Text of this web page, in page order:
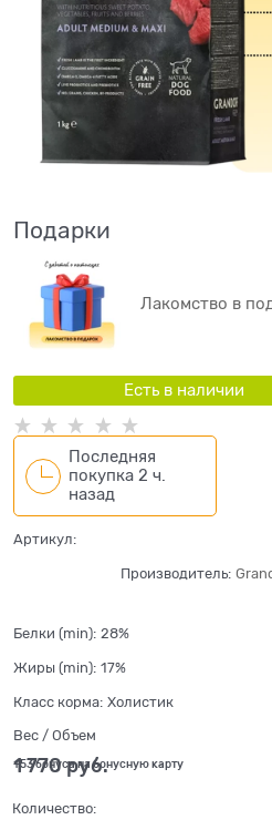
Подарки
Лакомство в
Есть в наличии
Последняя
покупка 2 ч.
назад
Артикул:
Производитель:
Белки (min): 28%
Жиры (min): 17%
Класс корма: Холистик
Вес / Объем
1 770 руб.
+53 бонуса на бонусную карту
Количество: